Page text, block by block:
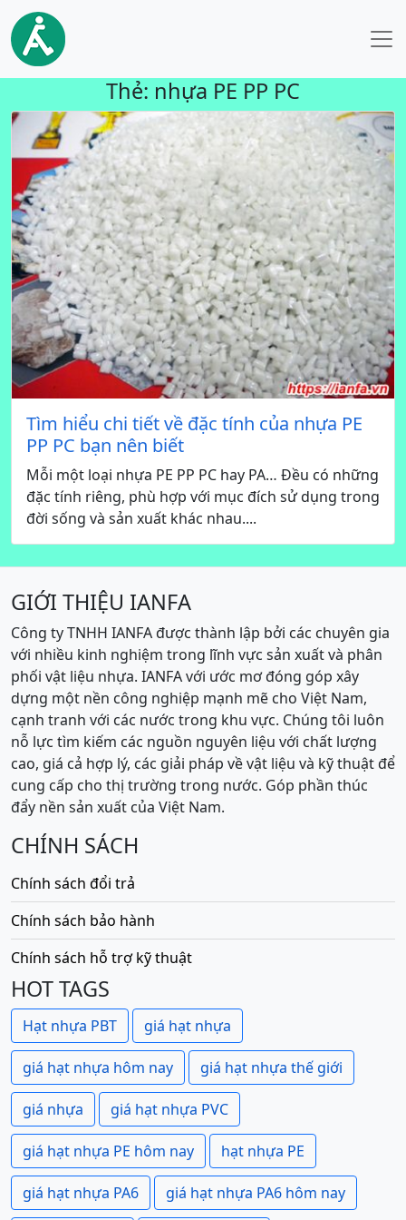
Thẻ: nhựa PE PP PC
Tìm hiểu chi tiết về đặc tính của nhựa PE
PP PC bạn nên biết
Mỗi một loại nhựa PE PP PC hay PA… Đều có những
đặc tính riêng, phù hợp với mục đích sử dụng trong
đời sống và sản xuất khác nhau....
GIỚI THIỆU IANFA
Công ty TNHH IANFA được thành lập bởi các chuyên gia
với nhiều kinh nghiệm trong lĩnh vực sản xuất và phân
phối vật liệu nhựa. IANFA với ước mơ đóng góp xây
dựng một nền công nghiệp mạnh mẽ cho Việt Nam,
cạnh tranh với các nước trong khu vực. Chúng tôi luôn
nỗ lực tìm kiếm các nguồn nguyên liệu với chất lượng
cao, giá cả hợp lý, các giải pháp về vật liệu và kỹ thuật để
cung cấp cho thị trường trong nước. Góp phần thúc
đẩy nền sản xuất của Việt Nam.
CHÍNH SÁCH
Chính sách đổi trả
Chính sách bảo hành
Chính sách hỗ trợ kỹ thuật
HOT TAGS
Hạt nhựa PBT giá hạt nhựa
giá hạt nhựa hôm nay giá hạt nhựa thế giới
giá nhựa giá hạt nhựa PVC
giá hạt nhựa PE hôm nay hạt nhựa PE
giá hạt nhựa PA6 giá hạt nhựa PA6 hôm nay